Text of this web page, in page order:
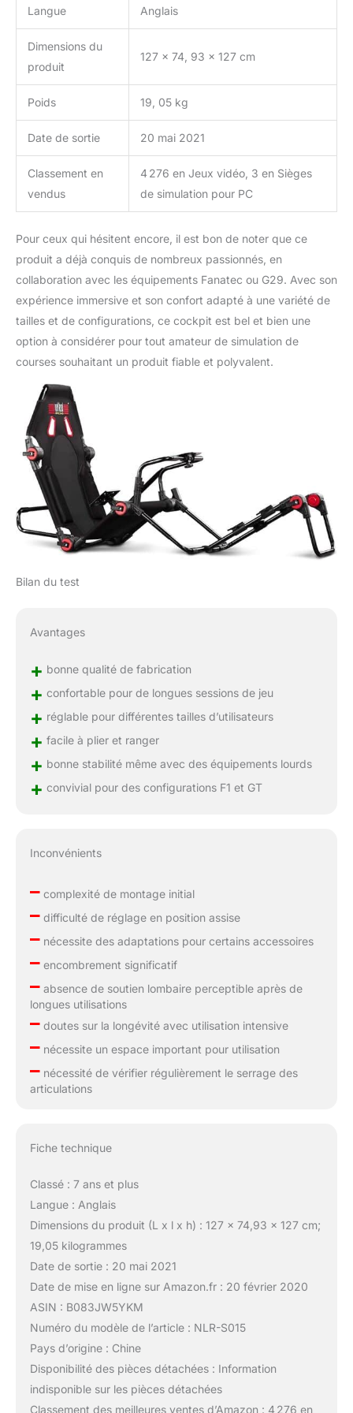
Langue Anglais
Dimensions du
produit
127 x 74, 93 x 127 cm
Poids 19, 05 kg
Date de sortie 20 mai 2021
Classement en
vendus
4 276 en Jeux vidéo, 3 en Sièges
de simulation pour PC
Pour ceux qui hésitent encore, il est bon de noter que ce
produit a déjà conquis de nombreux passionnés, en
collaboration avec les équipements Fanatec ou G29. Avec son
expérience immersive et son confort adapté à une variété de
tailles et de configurations, ce cockpit est bel et bien une
option à considérer pour tout amateur de simulation de
courses souhaitant un produit fiable et polyvalent.
Bilan du test
Avantages
+ bonne qualité de fabrication
+ confortable pour de longues sessions de jeu
+ réglable pour différentes tailles d’utilisateurs
+ facile à plier et ranger
+ bonne stabilité même avec des équipements lourds
+ convivial pour des configurations F1 et GT
Inconvénients
–complexité de montage initial
–difficulté de réglage en position assise
–nécessite des adaptations pour certains accessoires
–encombrement significatif
–absence de soutien lombaire perceptible après de
longues utilisations
–doutes sur la longévité avec utilisation intensive
–nécessite un espace important pour utilisation
–nécessité de vérifier régulièrement le serrage des
articulations
Fiche technique
Classé : 7 ans et plus
Langue : Anglais
Dimensions du produit (L x l x h) : 127 x 74,93 x 127 cm;
19,05 kilogrammes
Date de sortie : 20 mai 2021
Date de mise en ligne sur Amazon.fr : 20 février 2020
ASIN : B083JW5YKM
Numéro du modèle de l’article : NLR-S015
Pays d’origine : Chine
Disponibilité des pièces détachées : Information
indisponible sur les pièces détachées
Classement des meilleures ventes d’Amazon : 4 276 en